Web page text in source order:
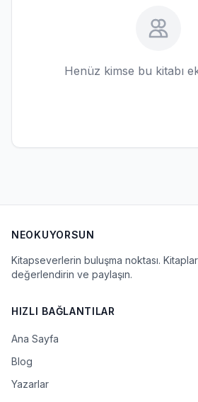
Henüz kimse bu kitabı
NEOKUYORSUN
Kitapseverlerin buluşma noktası.
değerlendirin ve paylaşın.
HIZLI BAĞLANTILAR
Ana Sayfa
Blog
Yazarlar